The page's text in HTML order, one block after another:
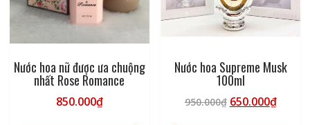
Nước hoa nữ được ưa chuộng
nhất Rose Romance
850.000₫
Nước hoa Supreme Musk
100ml
950.000₫ Giá
650.000₫Giá